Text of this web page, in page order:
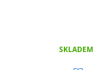
SKLADEM